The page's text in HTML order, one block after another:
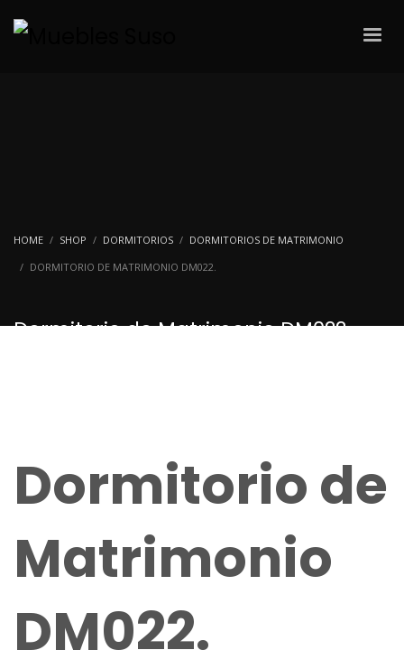
HOME SHOP DORMITORIOS
DORMITORIOS DE MATRIMONIO
DORMITORIO DE MATRIMONIO DM022.
Dormitorio de Matrimonio DM022.
Dormitorio de
Matrimonio
DM022.